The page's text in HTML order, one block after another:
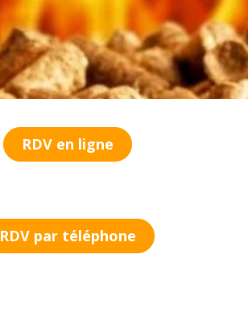
RDV en ligne
RDV par téléphone